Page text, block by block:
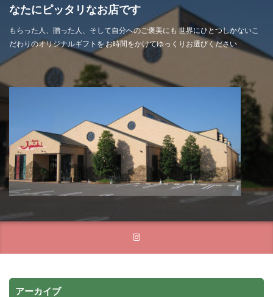
なたにピッタリなお店です
もらった人、贈った人、そして自分へのご褒美にも 世界にひとつしかないこ
だわりのオリジナルギフトを お時間をかけてゆっくりお選びください
アーカイブ